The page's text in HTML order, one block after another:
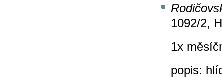
1092/2,
1x
popis: